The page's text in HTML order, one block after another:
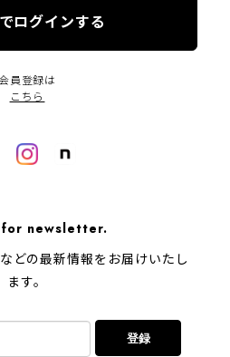
ログインする
員登録は
こちら
for newsletter.
どの最新情報をお届けいたし
ます。
登録